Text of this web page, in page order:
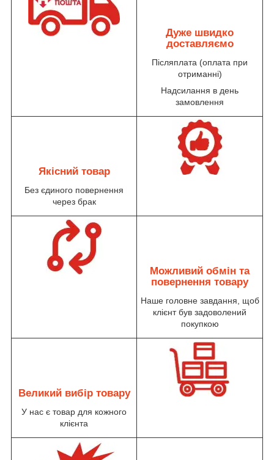
Дуже швидко
доставляємо
Післяплата (оплата при
отриманні)
Надсилання в день
замовлення
Якісний товар
Без єдиного повернення
через брак
Можливий обмін та
повернення товару
Наше головне завдання, щоб
клієнт був задоволений
покупкою
Великий вибір товару
У нас є товар для кожного
клієнта